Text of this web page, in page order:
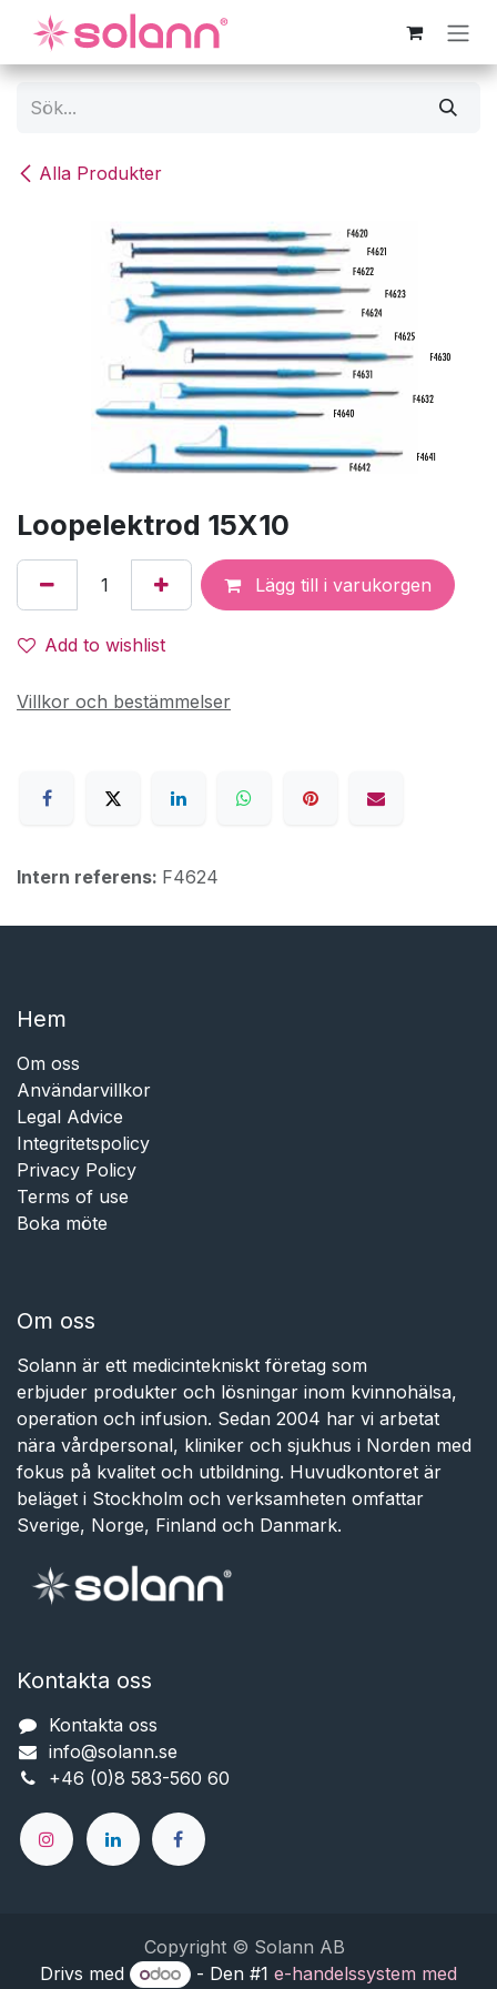
Hoppa till innehåll
Alla Produkter
Loopelektrod 15X10
Lägg till i varukorgen
Add to wishlist
Villkor och bestämmelser
Intern referens: F4624
Hem​​
Om oss
Användarvillkor
Legal Advice
Integritetspolicy
Privacy Policy
Terms of use
Boka möte
Om oss
Solann är ett medicintekniskt företag som
erbjuder produkter och lösningar inom kvinnohälsa,
operation och infusion. Sedan 2004 har vi arbetat
nära vårdpersonal, kliniker och sjukhus i Norden med
fokus på kvalitet och utbildning. Huvudkontoret är
beläget i Stockholm och verksamheten omfattar
Sverige, Norge, Finland och Danmark.
Kontakta oss
Kontakta oss
info@solann.se​​​​​​
+46 (0)8 583-560 60
Copyright © Solann AB
Drivs med
- Den #1 e-handelssystem med